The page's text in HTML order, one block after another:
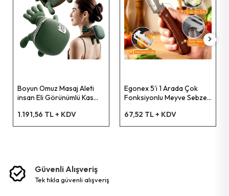
Kişisel Güvenlik Ürünleri
Kişisel Bakım Aletleri
Temizlik Aletleri
Kişisel Temizlik Ürünleri
Ev & Ofis Dekor Ürünleri
Boyun Omuz Masaj Aleti
insan Eli Görünümlü Kas
1.191,56 TL + KDV
Egonex 5'i 1 Arada Çok
Fonksiyonlu Meyve Sebze
ve Şişe Açacağı – Ahşap
Saplı Paslanmaz Çelik
67,52 TL + KDV
Güvenli Alışveriş
tek tikla güvenli̇ alişveri̇ş